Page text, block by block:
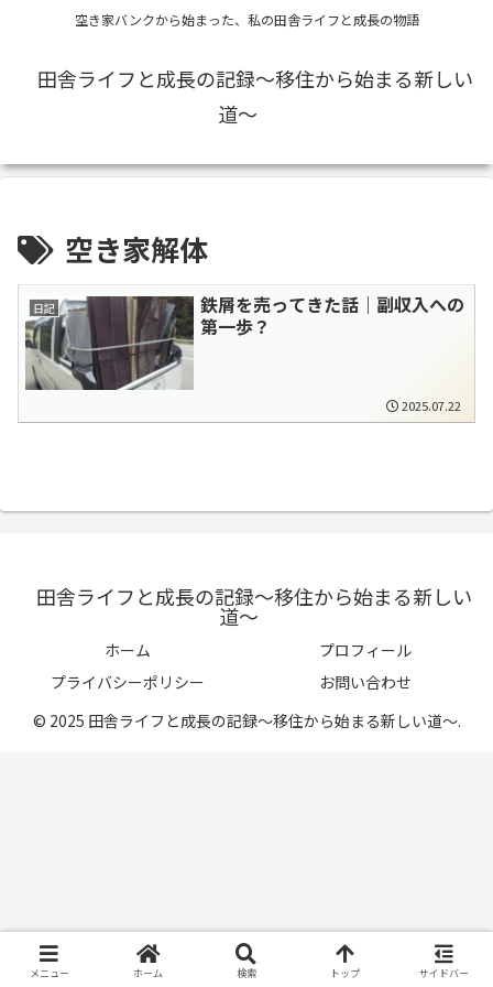
空き家バンクから始まった、私の田舎ライフと成長の物語
田舎ライフと成長の記録〜移住から始まる新しい
道〜
空き家解体
日記
鉄屑を売ってきた話｜副収入への
第一歩？
2025.07.22
田舎ライフと成長の記録〜移住から始まる新しい
道〜
ホーム
プロフィール
プライバシーポリシー
お問い合わせ
© 2025 田舎ライフと成長の記録〜移住から始まる新しい道〜.
メニュー ホーム 検索 トップ サイドバー